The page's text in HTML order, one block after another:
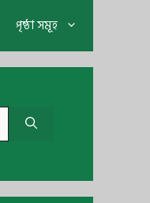
পৃষ্ঠা সমূহ